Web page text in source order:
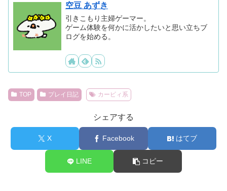
空豆 あずき
引きこもり主婦ゲーマー。
ゲーム体験を何かに活かしたいと思い立ちブ
ログを始める。
TOP プレイ日記 カービィ系
シェアする
X Facebook はてブ
LINE コピー